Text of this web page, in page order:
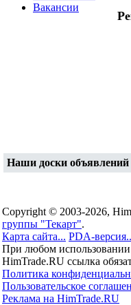
Вакансии
Наши доски объявлений
Copyright © 2003-2026,
группы "Текарт".
Карта сайта... PDA-
При любом использовании
HimTrade.RU ссылка
Политика
Пользовательское
Реклама на HimTrade.RU